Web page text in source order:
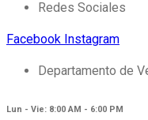
Redes Sociales
Facebook Instagram
Departamento de
Lun - Vie: 8:00 AM - 6:00 PM